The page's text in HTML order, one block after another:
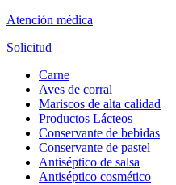
Atención médica
Solicitud
Carne
Aves de corral
Mariscos de alta calidad
Productos Lácteos
Conservante de bebidas
Conservante de pastel
Antiséptico de salsa
Antiséptico cosmético